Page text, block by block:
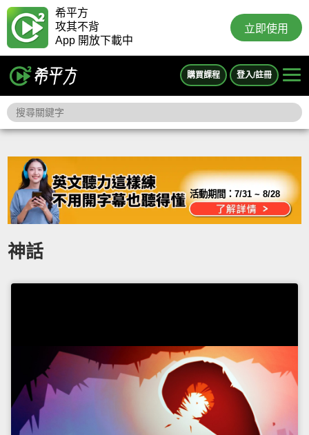
希平方
攻其不背
App 開放下載中
立即使用
購買課程 登入/註冊
活動期間：7/31 ~ 8/28
神話